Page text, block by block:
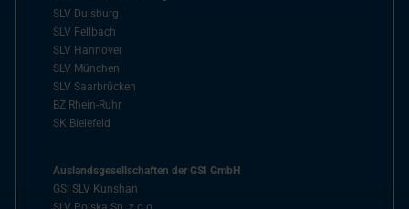
SLV Duisburg
SLV Fellbach
SLV Hannover
SLV München
SLV Saarbrücken
BZ Rhein-Ruhr
SK Bielefeld
Auslandsgesellschaften der GSI GmbH
GSI SLV Kunshan